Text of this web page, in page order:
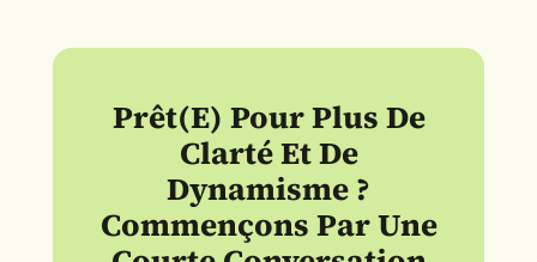
Prêt(e) Pour Plus De
Clarté Et De
Dynamisme ?
Commençons Par Une